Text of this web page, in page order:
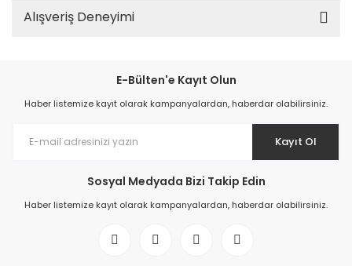
Alışveriş Deneyimi
E-Bülten'e Kayıt Olun
Haber listemize kayıt olarak kampanyalardan, haberdar olabilirsiniz.
Kayıt Ol
Sosyal Medyada Bizi Takip Edin
Haber listemize kayıt olarak kampanyalardan, haberdar olabilirsiniz.